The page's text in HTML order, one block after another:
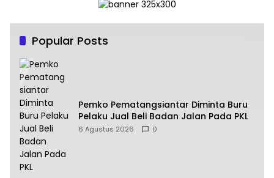
Popular Posts
Pemko Pematangsiantar Diminta Buru
Pelaku Jual Beli Badan Jalan Pada PKL
6 Agustus 2026 0